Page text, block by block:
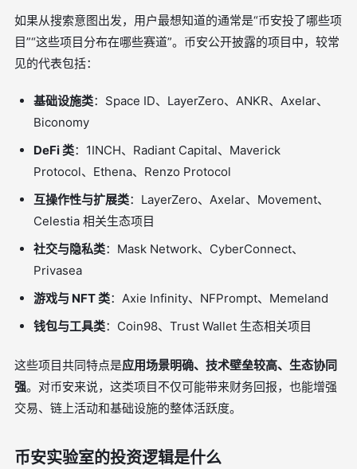
如果从搜索意图出发，用户最想知道的通常是“币安投了哪些项
目”“这些项目分布在哪些赛道”。币安公开披露的项目中，较常
见的代表包括：
基础设施类：Space ID、LayerZero、ANKR、Axelar、
Biconomy
DeFi 类：1INCH、Radiant Capital、Maverick
Protocol、Ethena、Renzo Protocol
互操作性与扩展类：LayerZero、Axelar、Movement、
Celestia 相关生态项目
社交与隐私类：Mask Network、CyberConnect、
Privasea
游戏与 NFT 类：Axie Infinity、NFPrompt、Memeland
钱包与工具类：Coin98、Trust Wallet 生态相关项目
这些项目共同特点是应用场景明确、技术壁垒较高、生态协同
强。对币安来说，这类项目不仅可能带来财务回报，也能增强
交易、链上活动和基础设施的整体活跃度。
币安实验室的投资逻辑是什么